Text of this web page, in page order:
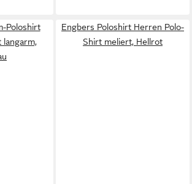
Poloshirt
langarm,
Engbers Poloshirt Herren Polo-
Shirt meliert, Hellrot